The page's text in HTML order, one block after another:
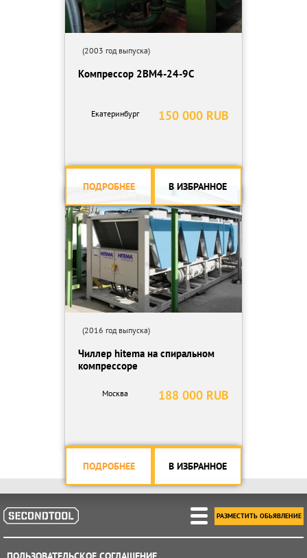
(2003 год выпуска)
Компрессор 2ВМ4-24-9С
150 000 RUB
Екатеринбург
ПОДРОБНЕЕ В ИЗБРАННОЕ
(2016 год выпуска)
Чиллер hitema на спиральном
компрессоре
188 000 RUB
Москва
ПОДРОБНЕЕ В ИЗБРАННОЕ
РАЗМЕСТИТЬ ОБЬЯВЛЕНИЕ